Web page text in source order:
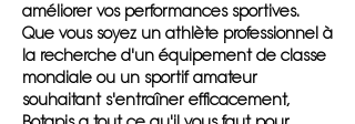
améliorer vos performances sportives.
Que vous soyez un athlète professionnel à
la recherche d'un équipement de classe
mondiale ou un sportif amateur
souhaitant s'entraîner efficacement,